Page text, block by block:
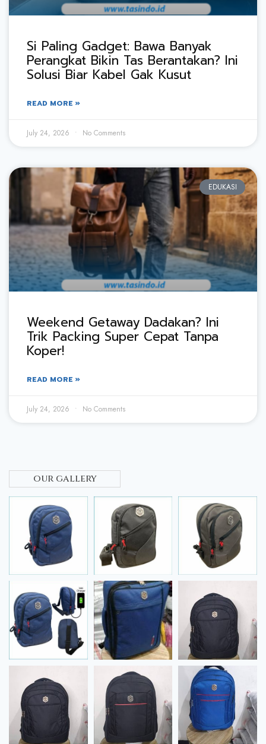
Si Paling Gadget: Bawa Banyak
Perangkat Bikin Tas Berantakan? Ini
Solusi Biar Kabel Gak Kusut
READ MORE »
July 24, 2026 No Comments
EDUKASI
Weekend Getaway Dadakan? Ini
Trik Packing Super Cepat Tanpa
Koper!
READ MORE »
July 24, 2026 No Comments
our gallery